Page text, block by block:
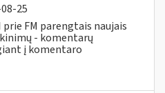
25
FM parengtais naujais
- komentarų
į komentaro